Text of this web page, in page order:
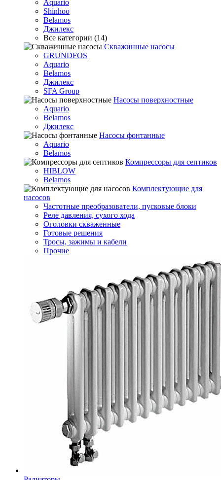
Aquario
Shinhoo
Belamos
Джилекс
Все категории (14)
Скважинные насосы
GRUNDFOS
Aquario
Belamos
Джилекс
SFA Group
Насосы поверхностные
Aquario
Belamos
Джилекс
Насосы фонтанные
Aquario
Belamos
Компрессоры для септиков
HIBLOW
Belamos
Комплектующие для
насосов
Частотные преобразователи, пусковые блоки
Реле давления, сухого хода
Оголовки скваженные
Готовые решения
Тросы, зажимы и кабели
Прочие